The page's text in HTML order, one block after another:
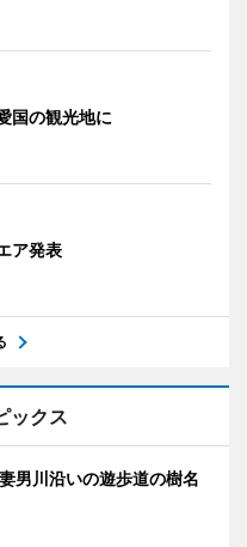
国の観光地に
ア発表
ックス
男川沿いの遊歩道の樹名